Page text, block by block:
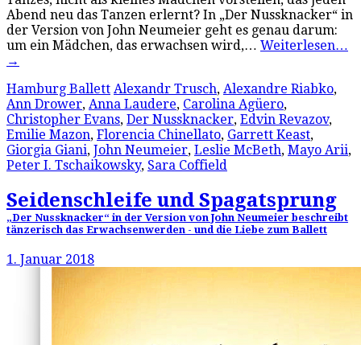
Abend neu das Tanzen erlernt? In „Der Nussknacker“ in
der Version von John Neumeier geht es genau darum:
um ein Mädchen, das erwachsen wird,… Weiterlesen…
→
Hamburg Ballett Alexandr Trusch, Alexandre Riabko,
Ann Drower, Anna Laudere, Carolina Agüero,
Christopher Evans, Der Nussknacker, Edvin Revazov,
Emilie Mazon, Florencia Chinellato, Garrett Keast,
Giorgia Giani, John Neumeier, Leslie McBeth, Mayo Arii,
Peter I. Tschaikowsky, Sara Coffield
Seidenschleife und Spagatsprung
„Der Nussknacker“ in der Version von John Neumeier beschreibt
tänzerisch das Erwachsenwerden - und die Liebe zum Ballett
1. Januar 2018